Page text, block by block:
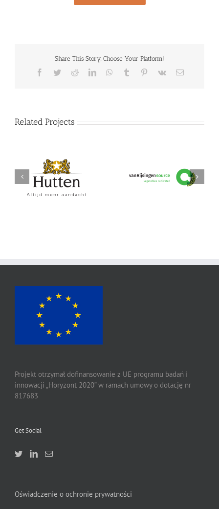
Share This Story, Choose Your Platform!
Facebook
TwitterRedditLinkedInWhatsApp
Tumblr Pinterest
Vk Email
Related Projects
Hutten vanRijsingeningredients
Projekt otrzymał dofinansowanie z UE programu badań i
innowacji „Horyzont 2020” w ramach umowy o dotację nr
817683
Get Social
Oświadczenie o ochronie prywatności